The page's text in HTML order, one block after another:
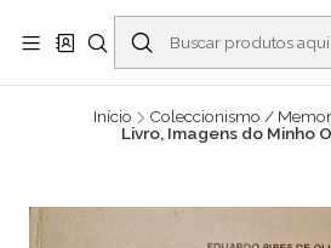
Buscantiguidades - Leilões. Colecionismo e
Castelo -
Leia mais
Início Coleccionismo /
Livro, Imagens do Minho